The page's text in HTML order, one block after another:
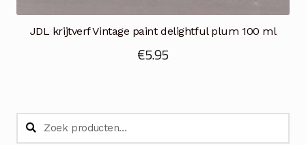
JDL krijtverf Vintage paint delightful plum 100 ml
€5.95
Zoeken
naar:
Zoeken